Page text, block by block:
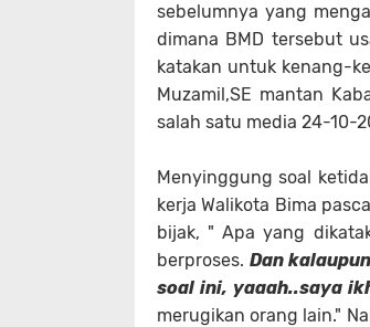
sebelumnya yang
dimana BMD tersebut
katakan untuk kenang-
Muzamil,SE mantan
salah satu media 24-10-
Menyinggung soal
kerja Walikota Bima
bijak, " Apa yang
berproses.Dan
soal ini, yaaah..saya
merugikan orang lain."